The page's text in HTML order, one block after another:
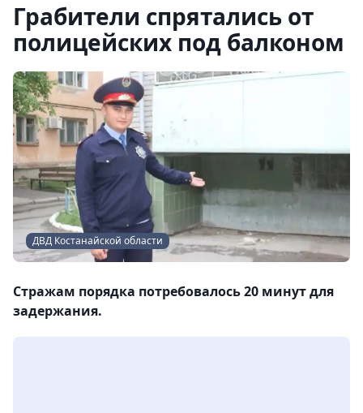
Грабители спрятались от
полицейских под балконом
ДВД Костанайской области
Стражам порядка потребовалось 20 минут для
задержания.